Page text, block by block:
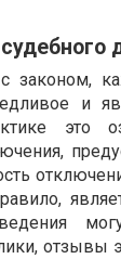
с законом,
и
это
отзывы